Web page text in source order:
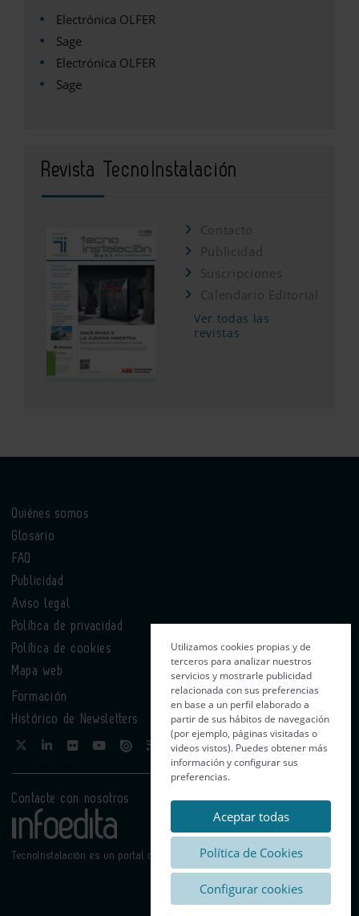
Electrónica OLFER
Sage
Electrónica OLFER
Sage
Revista TecnoInstalación
Contacto
Publicidad
Suscripciones
Calendario Editorial
Ver todas las
revistas
Quiénes somos
Glosario
FAQ
Publicidad
Aviso legal
Política de privacidad
Política de cookies
Mapa web
Formación
Histórico de Newsletters
Contacte con nosotros
TecnoInstalación es un portal de Infoedita
Utilizamos cookies propias y de
terceros para analizar nuestros
servicios y mostrarle publicidad
relacionada con sus preferencias
en base a un perfil elaborado a
partir de sus hábitos de navegación
(por ejemplo, páginas visitadas o
videos vistos). Puedes obtener más
información y configurar sus
preferencias.
Aceptar todas
Política de Cookies
Configurar cookies